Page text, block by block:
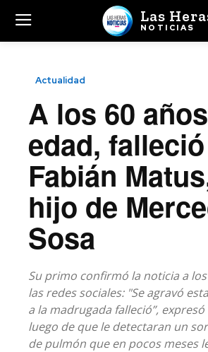
Las
NOTICIAS
Actualidad
A los 60
edad, falleció
Fabián
hijo de
Sosa
Su primo confirmó la noticia a
las redes sociales: "Se agravó
a la madrugada falleció”,
luego de que le detectaran un
de pulmón que en pocos meses